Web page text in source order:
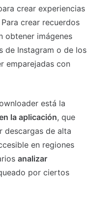
crear experiencias
Para crear recuerdos
obtener imágenes
de Instagram o de los
emparejadas con
está la
la aplicación, que
descargas de alta
en regiones
analizar
por ciertos